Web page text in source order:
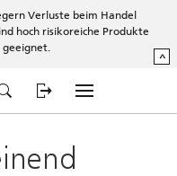
Verluste beim Handel
hoch risikoreiche Produkte
^